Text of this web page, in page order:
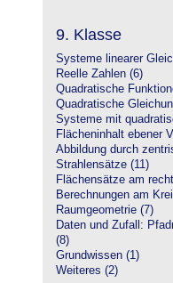
9. Klasse
Systeme linearer
Reelle Zahlen (6)
Quadratische
Quadratische
Systeme mit
Flächeninhalt ebener
Abbildung durch
Strahlensätze (11)
Flächensätze am
Berechnungen am
Raumgeometrie (7)
Daten und Zufall:
(8)
Grundwissen (1)
Weiteres (2)